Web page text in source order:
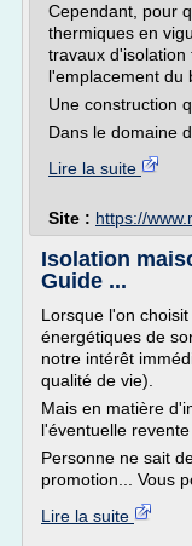
Cependant, pour
thermiques en
travaux
l'emplacement du
Une construction
Dans le domaine
Lire la suite
Site : https://
Isolation
Guide ...
Lorsque l'on
énergétiques de
notre intérêt
qualité de vie).
Mais en matière
l'éventuelle
Personne ne sait
promotion... Vous
Lire la suite